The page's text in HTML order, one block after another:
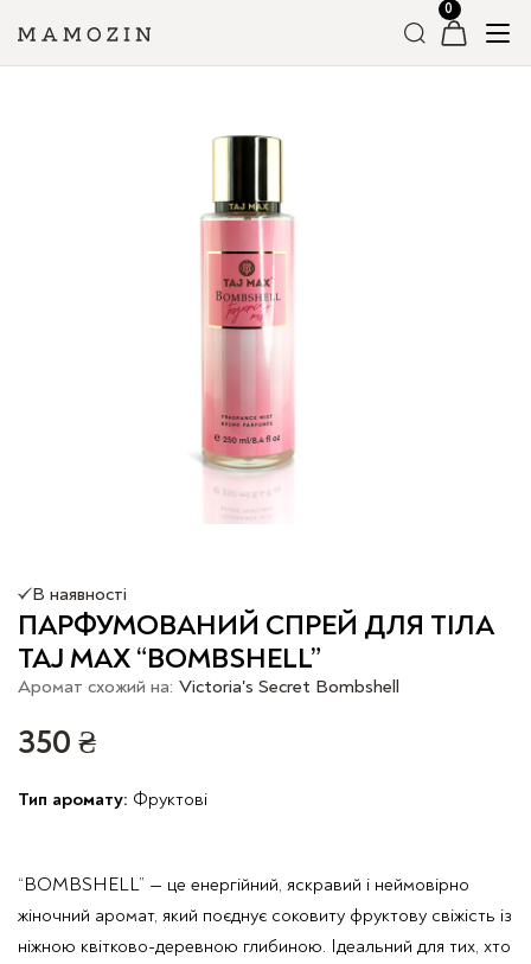
Головна » Магазин Парфумований спрей для тіла » Taj Max
В наявності
ПАРФУМОВАНИЙ СПРЕЙ ДЛЯ ТІЛА
TAJ MAX “BOMBSHELL”
Аромат схожий на: Victoria's Secret Bombshell
350 ₴
Тип аромату: Фруктові
“BOMBSHELL” — це енергійний, яскравий і неймовірно
жіночний аромат, який поєднує соковиту фруктову свіжість із
ніжною квітково-деревною глибиною. Ідеальний для тих, хто